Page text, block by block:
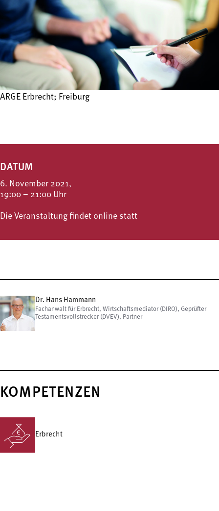
ARGE Erbrecht; Freiburg
DATUM
6. November 2021,
19:00 – 21:00 Uhr
Die Veranstaltung findet online statt
Dr. Hans Hammann
Fachanwalt für Erbrecht, Wirtschaftsmediator (DIRO), Geprüfter
Testamentsvollstrecker (DVEV), Partner
KOMPETENZEN
Erbrecht